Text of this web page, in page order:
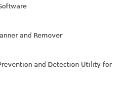
and Remover
and Detection Utility for